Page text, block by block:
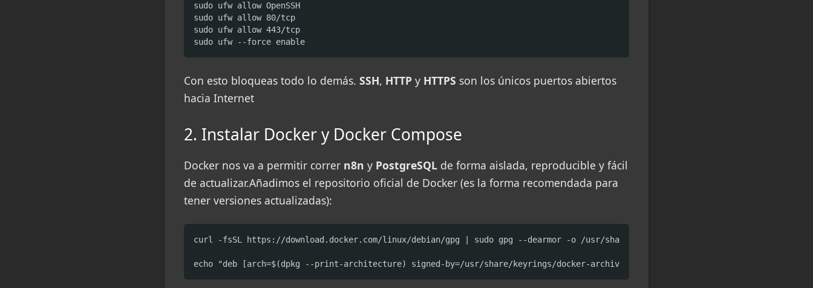
sudo ufw allow OpenSSH
sudo ufw allow 80/tcp
sudo ufw allow 443/tcp
sudo ufw --force enable
Con esto bloqueas todo lo demás. SSH, HTTP y HTTPS son los únicos puertos abiertos
hacia Internet
2. Instalar Docker y Docker Compose
Docker nos va a permitir correr n8n y PostgreSQL de forma aislada, reproducible y fácil
de actualizar.Añadimos el repositorio oficial de Docker (es la forma recomendada para
tener versiones actualizadas):
curl -fsSL https://download.docker.com/linux/debian/gpg | sudo gpg --dearmor -o /usr/share/keyrings/docker-archive-keyring.gpg
echo "deb [arch=$(dpkg --print-architecture) signed-by=/usr/share/keyrings/docker-archive-keyring.gpg] https://